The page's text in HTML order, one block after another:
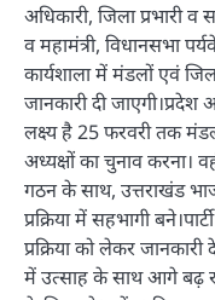
अधिकारी, जिला प्रभारी व
व महामंत्री, विधानसभा
कार्यशाला में मंडलों एवं
जानकारी दी जाएगी।प्रदेश
लक्ष्य है 25 फरवरी तक
अध्यक्षों का चुनाव करना।
गठन के साथ, उत्तराखंड
प्रक्रिया में सहभागी
प्रक्रिया को लेकर
में उत्साह के साथ आगे बढ़